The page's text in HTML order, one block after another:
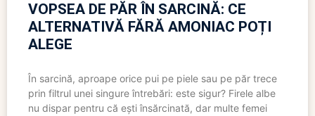
VOPSEA DE PĂR ÎN SARCINĂ: CE
ALTERNATIVĂ FĂRĂ AMONIAC POȚI
ALEGE
În sarcină, aproape orice pui pe piele sau pe păr trece
prin filtrul unei singure întrebări: este sigur? Firele albe
nu dispar pentru că ești însărcinată, dar multe femei